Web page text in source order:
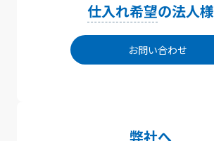
仕入れ希望の法人様
お問い合わせ
弊社へ